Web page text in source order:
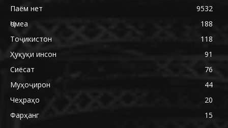
Паём нет
9532
Ҷомеа
188
Тоҷикистон
118
Ҳуқуқи инсон
91
Сиёсат
76
Муҳоҷирон
44
Чеҳраҳо
20
Фарҳанг
15